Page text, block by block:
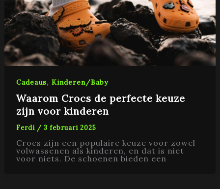
Cadeaus, Kinderen/Baby
Waarom Crocs de perfecte keuze
zijn voor kinderen
Ferdi / 3 februari 2025
Crocs zijn een populaire keuze voor zowel
volwassenen als kinderen, en dat is niet
voor niets. De schoenen bieden een